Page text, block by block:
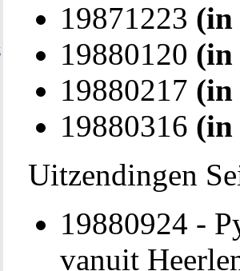
19871223 (in
19880120 (in
19880217 (in
19880316 (in
Uitzendingen
19880924 -
vanuit